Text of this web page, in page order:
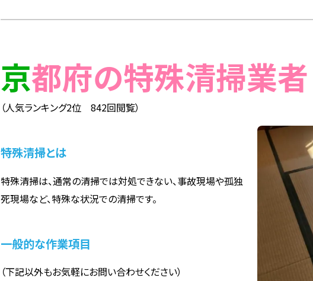
京都府の特殊清掃業者
（人気ランキング2位 842回閲覧）
特殊清掃とは
特殊清掃は、通常の清掃では対処できない、事故現場や孤独
死現場など、特殊な状況での清掃です。
一般的な作業項目
（下記以外もお気軽にお問い合わせください）